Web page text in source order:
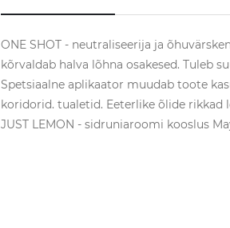
ONE SHOT - neutraliseerija ja
kõrvaldab halva lõhna osakesed. Tuleb
Spetsiaalne aplikaator muudab toote
koridorid. tualetid. Eeterlike õlide
JUST LEMON - sidruniaroomi kooslus